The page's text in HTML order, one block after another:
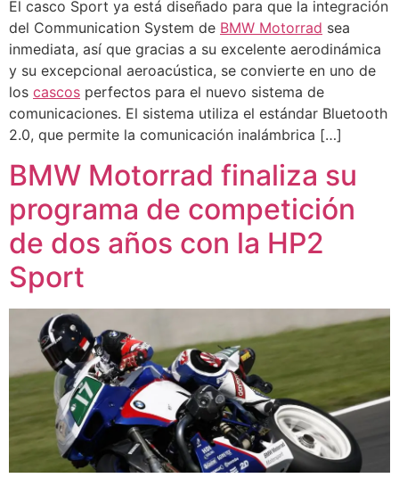
El casco Sport ya está diseñado para que la integración
del Communication System de BMW Motorrad sea
inmediata, así que gracias a su excelente aerodinámica
y su excepcional aeroacústica, se convierte en uno de
los cascos perfectos para el nuevo sistema de
comunicaciones. El sistema utiliza el estándar Bluetooth
2.0, que permite la comunicación inalámbrica […]
BMW Motorrad finaliza su
programa de competición
de dos años con la HP2
Sport